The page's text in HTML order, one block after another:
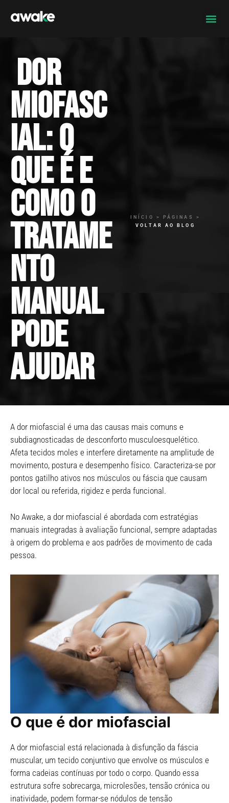
Dor
miofasc
ial: o
que é e
como o
tratame
nto
manual
pode
ajudar
INÍCIO > PÁGINAS >
VOLTAR AO BLOG
A dor miofascial é uma das causas mais comuns e
subdiagnosticadas de desconforto musculoesquelético.
Afeta tecidos moles e interfere diretamente na amplitude de
movimento, postura e desempenho físico. Caracteriza-se por
pontos gatilho ativos nos músculos ou fáscia que causam
dor local ou referida, rigidez e perda funcional.
No Awake, a dor miofascial é abordada com estratégias
manuais integradas à avaliação funcional, sempre adaptadas
à origem do problema e aos padrões de movimento de cada
pessoa.
O que é dor miofascial
A dor miofascial está relacionada à disfunção da fáscia
muscular, um tecido conjuntivo que envolve os músculos e
forma cadeias contínuas por todo o corpo. Quando essa
estrutura sofre sobrecarga, microlesões, tensão crónica ou
inatividade, podem formar-se nódulos de tensão